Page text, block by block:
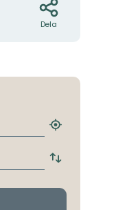
Dela
Hitta
hållplats
Byt
och